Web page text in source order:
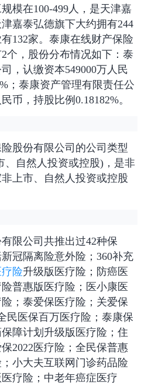
模在100-499人，是天津嘉
嘉泰弘德旗下大约拥有244
132家。泰康在线财产保险
个，股份分布情况如下：泰
，认缴资本549000万人民
；泰康资产管理有限责任公
币，持股比例0.18182%。
股份有限公司的公司类型
、自然人投资或控股)，是非
上市、自然人投资或控股
限公司共推出过42种保
冠隔离险意外险；360补充
疗险升级版医疗险；防癌医
普惠版医疗险；医小康医
；泰爱保医疗险；关爱保
民医保百万医疗险；泰康保
障计划升级版医疗险；住
2022医疗险；全民保普惠
小大夫互联网门诊药品险
疗险；中老年癌症医疗